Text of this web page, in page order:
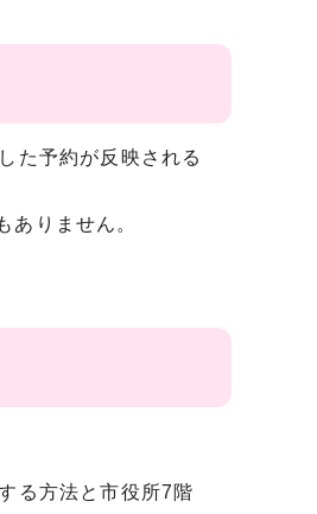
た予約が反映される
ありません。
る方法と市役所7階